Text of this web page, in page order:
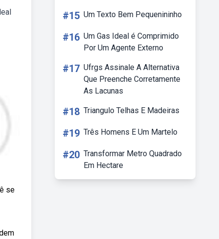
se
#15 Um Texto Bem Pequenininho
#16 Um Gas Ideal é Comprimido
Por Um Agente Externo
#17 Ufrgs Assinale A Alternativa
Que Preenche Corretamente
As Lacunas
#18 Triangulo Telhas E Madeiras
#19 Três Homens E Um Martelo
#20 Transformar Metro Quadrado
Em Hectare